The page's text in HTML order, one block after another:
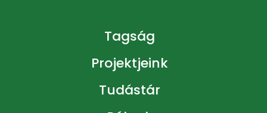
Tagság
Projektjeink
Tudástár